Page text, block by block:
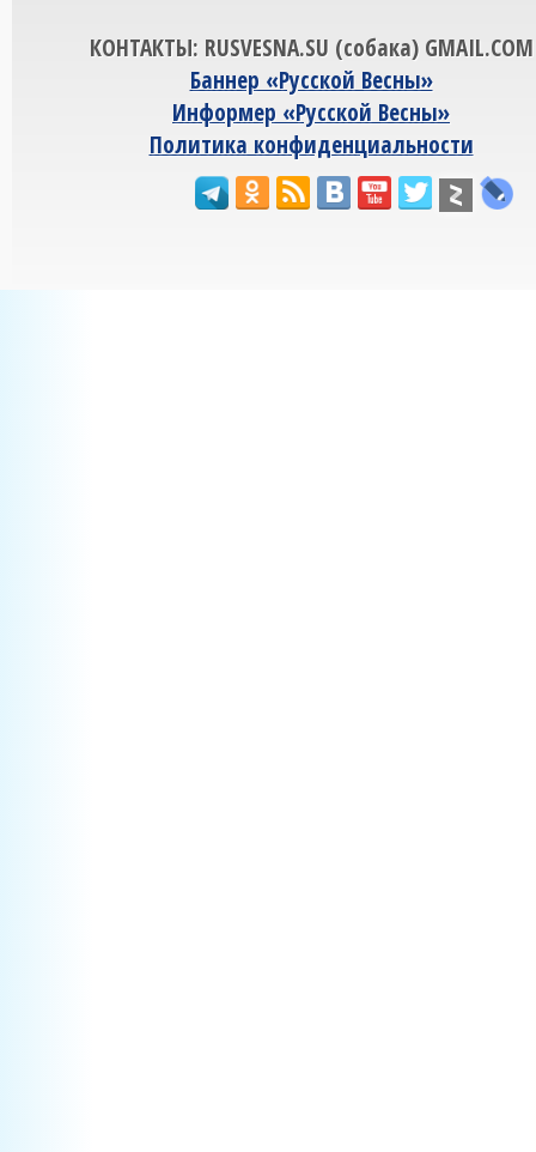
КОНТАКТЫ: RUSVESNA.SU (собака) GMAIL.COM
Баннер «Русской Весны»
Информер «Русской Весны»
Политика конфиденциальности